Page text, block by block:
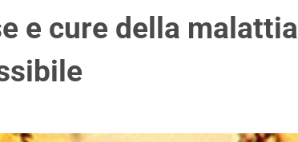
e cure della malattia